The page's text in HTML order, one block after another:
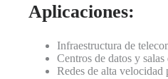
Aplicaciones:
Infraestructura de
Centros de datos y
Redes de alta velocidad